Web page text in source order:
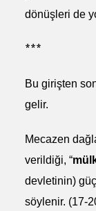
dönüşleri de
***
Bu girişten
gelir.
Mecazen
verildiği, “
devletinin)
söylenir. (17-